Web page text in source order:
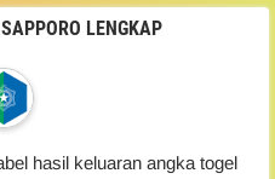
LENGKAP
hasil keluaran angka togel